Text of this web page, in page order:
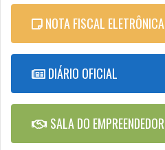
NOTA FISCAL ELETRÔNICA
DIÁRIO OFICIAL
SALA DO EMPREENDEDOR